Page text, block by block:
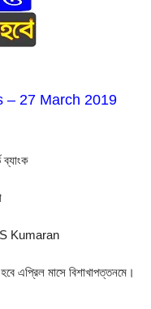
– 27 March 2019
ব্যাংক
S Kumaran
এপ্রিল মাসে বিশাখাপত্তনমে।